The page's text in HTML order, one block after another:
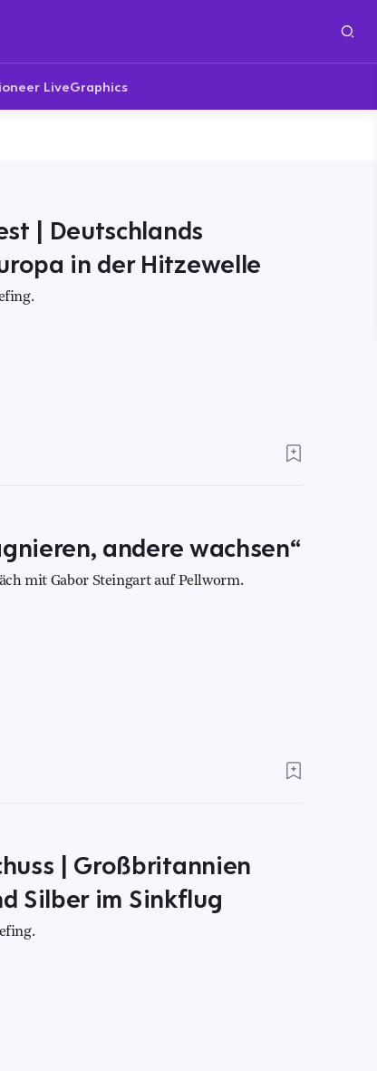
LiveGraphics
| Deutschlands
in der Hitzewelle
andere wachsen“
mit Gabor Steingart auf Pellworm.
| Großbritannien
Silber im Sinkflug